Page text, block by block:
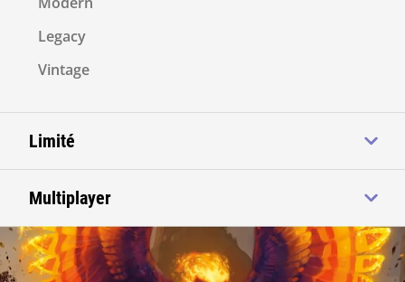
Legacy
Vintage
Limité
Multiplayer